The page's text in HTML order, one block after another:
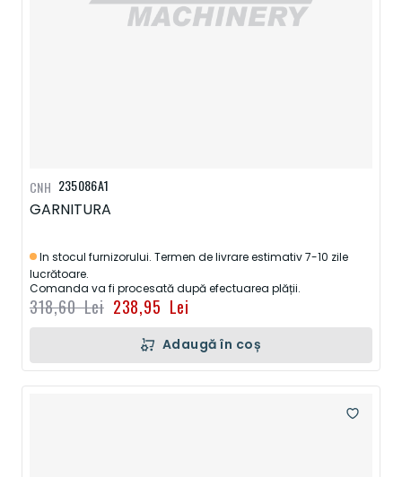
235086A1
GARNITURA
In stocul furnizorului. Termen de livrare estimativ 7-10 zile
lucrătoare.
Comanda va fi procesată după efectuarea plății.
238,95 Lei
318,60 Lei
CNH
Adaugă în coș